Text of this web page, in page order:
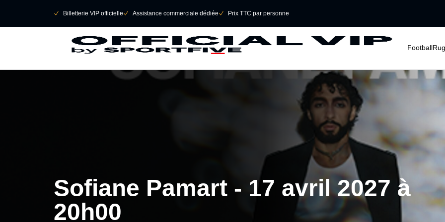
􀆅 Billetterie VIP officielle􀆅 Assistance commerciale dédiée􀆅 Prix TTC par personne
Football
Sofiane Pamart - 17 avril 2027 à
20h00